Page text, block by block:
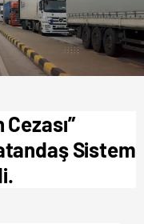
Cezası”
Sistem